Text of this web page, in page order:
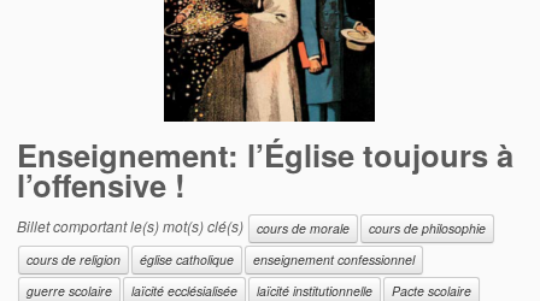
Enseignement: l’Église toujours à
l’offensive !
Billet comportant le(s) mot(s) clé(s) cours de morale
cours de philosophie
cours de religion
église catholique
enseignement confessionnel
guerre scolaire
laïcité ecclésialisée laïcité institutionnelle
Pacte scolaire